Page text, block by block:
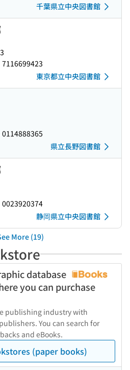
千葉県立中央図書館
7116699423
東京都立中央図書館
0114888365
県立長野図書館
0023920374
静岡県立中央図書館
More (19)
database
you can purchase
publishing industry with
You can search for
and eBooks.
(paper books)